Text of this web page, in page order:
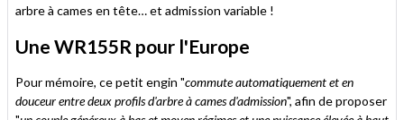
arbre à cames en tête… et admission variable !
Une WR155R pour l'Europe
Pour mémoire, ce petit engin "commute automatiquement et en
douceur entre deux profils d'arbre à cames d'admission", afin de proposer